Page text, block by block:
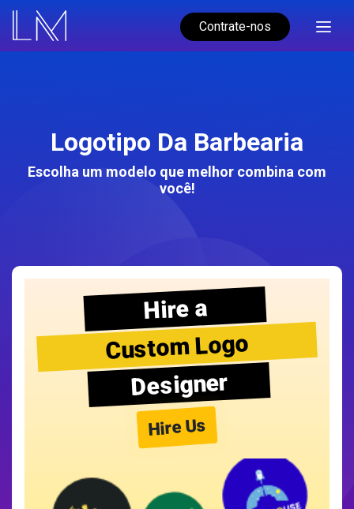
Contrate-nos
Logotipo Da Barbearia
Escolha um modelo que melhor combina com
você!
Hire a
Custom Logo
Designer
Hire Us